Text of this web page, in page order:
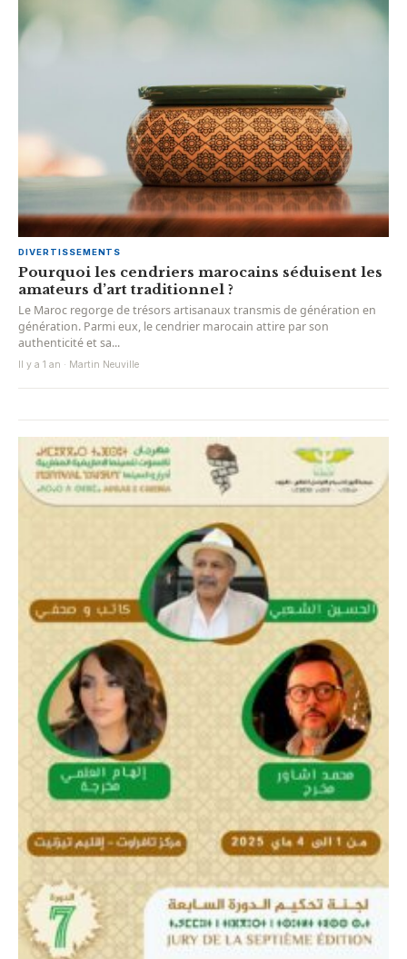
DIVERTISSEMENTS
Pourquoi les cendriers marocains séduisent les
amateurs d’art traditionnel ?
Le Maroc regorge de trésors artisanaux transmis de génération en
génération. Parmi eux, le cendrier marocain attire par son
authenticité et sa...
Il y a 1 an · Martin Neuville